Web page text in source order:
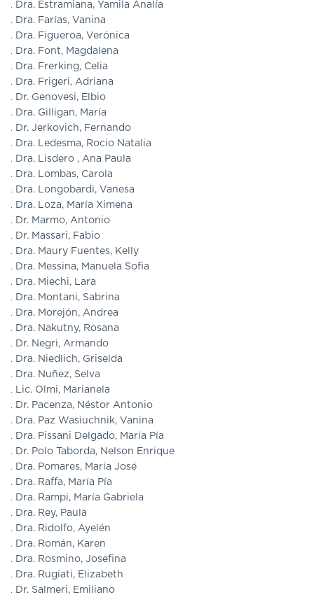
Dra. Estramiana, Yamila Analía
Dra. Farías, Vanina
Dra. Figueroa, Verónica
Dra. Font, Magdalena
Dra. Frerking, Celia
Dra. Frigeri, Adriana
Dr. Genovesi, Elbio
Dra. Gilligan, María
Dr. Jerkovich, Fernando
Dra. Ledesma, Rocio Natalia
Dra. Lisdero , Ana Paula
Dra. Lombas, Carola
Dra. Longobardi, Vanesa
Dra. Loza, María Ximena
Dr. Marmo, Antonio
Dr. Massari, Fabio
Dra. Maury Fuentes, Kelly
Dra. Messina, Manuela Sofia
Dra. Miechi, Lara
Dra. Montani, Sabrina
Dra. Morejón, Andrea
Dra. Nakutny, Rosana
Dr. Negri, Armando
Dra. Niedlich, Griselda
Dra. Nuñez, Selva
Lic. Olmi, Marianela
Dr. Pacenza, Néstor Antonio
Dra. Paz Wasiuchnik, Vanina
Dra. Pissani Delgado, María Pía
Dr. Polo Taborda, Nelson Enrique
Dra. Pomares, María José
Dra. Raffa, María Pía
Dra. Rampi, María Gabriela
Dra. Rey, Paula
Dra. Ridolfo, Ayelén
Dra. Román, Karen
Dra. Rosmino, Josefina
Dra. Rugiati, Elizabeth
Dr. Salmeri, Emiliano